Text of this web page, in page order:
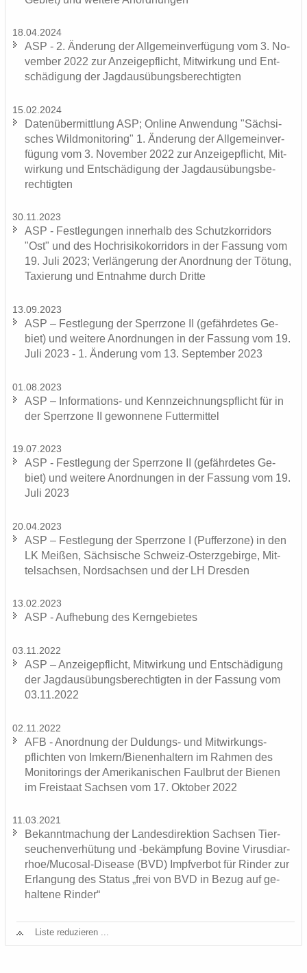
18.04.2024
ASP - 2. Än­de­rung der All­ge­mein­ver­fü­gung vom 3. No­
vem­ber 2022 zur An­zei­ge­pflicht, Mit­wir­kung und Ent­
schä­di­gung der Jagd­aus­übungs­be­rech­tig­ten
15.02.2024
Da­ten­über­mitt­lung ASP; On­line An­wen­dung "Säch­si­
sches Wild­mo­ni­to­ring" 1. Än­de­rung der All­ge­mein­ver­
fü­gung vom 3. No­vem­ber 2022 zur An­zei­ge­pflicht, Mit­
wir­kung und Ent­schä­di­gung der Jagd­aus­übungs­be­
rech­tig­ten
30.11.2023
ASP - Fest­le­gun­gen in­ner­halb des Schutz­kor­ri­dors
"Ost" und des Hoch­ri­si­ko­kor­ri­dors in der Fas­sung vom
19. Juli 2023; Ver­län­ge­rung der An­ord­nung der Tö­tung,
Ta­xie­rung und Ent­nah­me durch Drit­te
13.09.2023
ASP – Fest­le­gung der Sperr­zo­ne II (ge­fähr­de­tes Ge­
biet) und wei­te­re An­ord­nun­gen in der Fas­sung vom 19.
Juli 2023 - 1. Än­de­rung vom 13. Sep­tem­ber 2023
01.08.2023
ASP – Informations-​ und Kenn­zeich­nungs­pflicht für in
der Sperr­zo­ne II ge­won­ne­ne Fut­ter­mit­tel
19.07.2023
ASP - Fest­le­gung der Sperr­zo­ne II (ge­fähr­de­tes Ge­
biet) und wei­te­re An­ord­nun­gen in der Fas­sung vom 19.
Juli 2023
20.04.2023
ASP – Fest­le­gung der Sperr­zo­ne I (Puf­fer­zo­ne) in den
LK Mei­ßen, Säch­si­sche Schweiz-​Osterzgebirge, Mit­
tel­sach­sen, Nord­sach­sen und der LH Dres­den
13.02.2023
ASP - Auf­he­bung des Kern­ge­bie­tes
03.11.2022
ASP – An­zei­ge­pflicht, Mit­wir­kung und Ent­schä­di­gung
der Jagd­aus­übungs­be­rech­tig­ten in der Fas­sung vom
03.11.2022
02.11.2022
AFB - An­ord­nung der Duldungs-​ und Mit­wir­kungs­
pflich­ten von Im­kern/Bie­nen­hal­tern im Rah­men des
Mo­ni­to­rings der Ame­ri­ka­ni­schen Faul­brut der Bie­nen
im Frei­staat Sach­sen vom 17. Ok­to­ber 2022
11.03.2021
Be­kannt­ma­chung der Lan­des­di­rek­ti­on Sach­sen Tier­
seu­chen­ver­hü­tung und -​bekämpfung Bo­vi­ne Vi­rus­di­ar­
rhoe/Mucosal-​Disease (BVD) Impf­ver­bot für Rin­der zur
Er­lan­gung des Sta­tus „frei von BVD in Bezug auf ge­
hal­te­ne Rin­der“
Liste re­du­zie­ren ...